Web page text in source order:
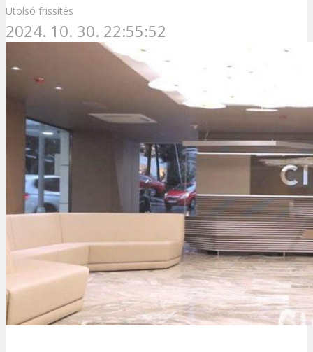
Utolsó frissítés
2024. 10. 30. 22:55:52